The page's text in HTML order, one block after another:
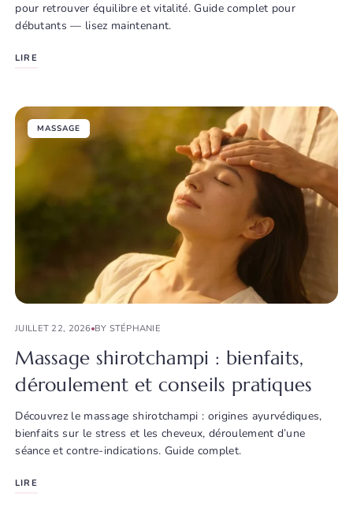
pour retrouver équilibre et vitalité. Guide complet pour
débutants — lisez maintenant.
LIRE
MASSAGE
JUILLET 22, 2026 BY STÉPHANIE
Massage shirotchampi : bienfaits,
déroulement et conseils pratiques
Découvrez le massage shirotchampi : origines ayurvédiques,
bienfaits sur le stress et les cheveux, déroulement d’une
séance et contre-indications. Guide complet.
LIRE